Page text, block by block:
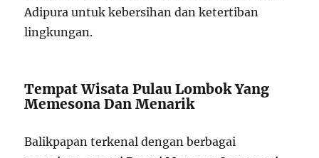
Adipura untuk kebersihan dan ketertiban
lingkungan.
Tempat Wisata Pulau Lombok Yang
Memesona Dan Menarik
Balikpapan terkenal dengan berbagai